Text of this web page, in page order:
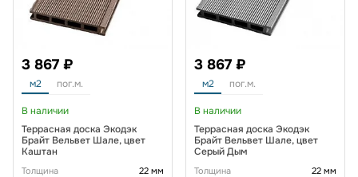
3 867 ₽
м2 пог.м.
В наличии
Террасная доска Экодэк
Брайт Вельвет Шале, цвет
Каштан
Толщина
22 мм
3 867 ₽
м2 пог.м.
В наличии
Террасная доска Экодэк
Брайт Вельвет Шале, цвет
Серый Дым
Толщина
22 мм